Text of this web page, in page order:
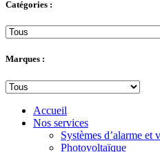
Catégories :
Marques :
Accueil
Nos services
Systèmes d’alarme et
Photovoltaïque